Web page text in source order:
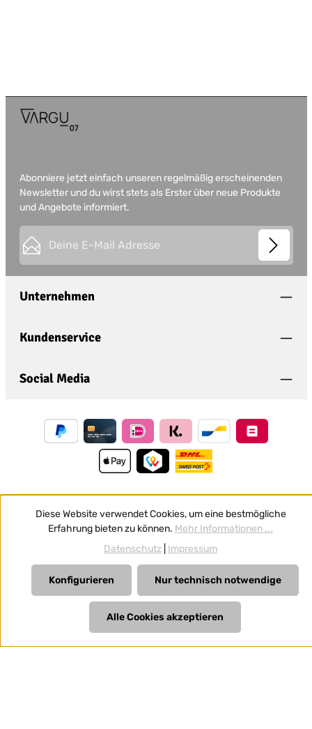
Abonniere jetzt einfach unseren regelmäßig erscheinenden
Newsletter und du wirst stets als Erster über neue Produkte
und Angebote informiert.
Datenschutz
Ich habe die
bin mit ihnen einverstanden.
Die mit einem Stern (*) markierten Felder sind
Unternehmen
Kundenservice
Social Media
Vertrag widerrufen
und ggf. Nachnahmegebühren, wenn nicht anders
angegeben.
Diese Website verwendet Cookies, um eine bestmögliche
Erfahrung bieten zu können. Mehr Informationen ...
Datenschutz Impressum
Nur technisch notwendige
Konfigurieren
Alle Cookies akzeptieren